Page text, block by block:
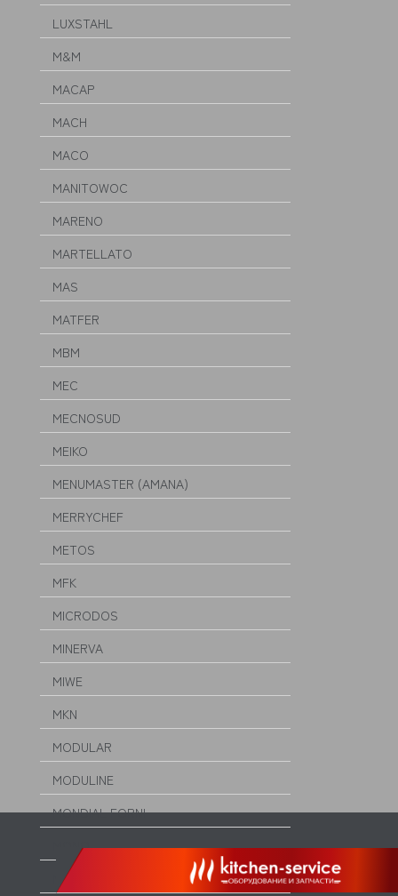
LUXSTAHL
M&M
MACAP
MACH
MACO
MANITOWOC
MARENO
MARTELLATO
MAS
MATFER
MBM
MEC
MECNOSUD
MEIKO
MENUMASTER (AMANA)
MERRYCHEF
METOS
MFK
MICRODOS
MINERVA
MIWE
MKN
MODULAR
MODULINE
MONDIAL FORNI
MONO
MONOLITH